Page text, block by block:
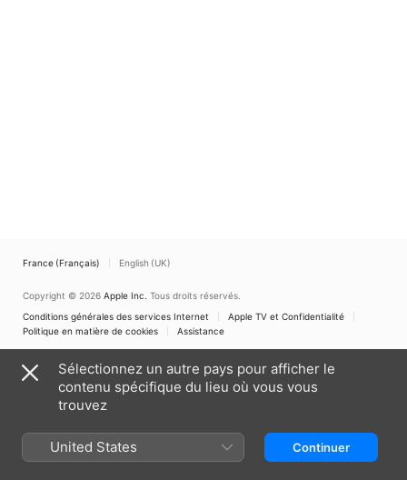
France (Français) English (UK)
Copyright © 2026 Apple Inc. Tous droits réservés.
Conditions générales des services Internet
Apple TV et Confidentialité
Politique en matière de cookies
Assistance
Sélectionnez un autre pays pour afficher le
contenu spécifique du lieu où vous vous
trouvez
United States Continuer